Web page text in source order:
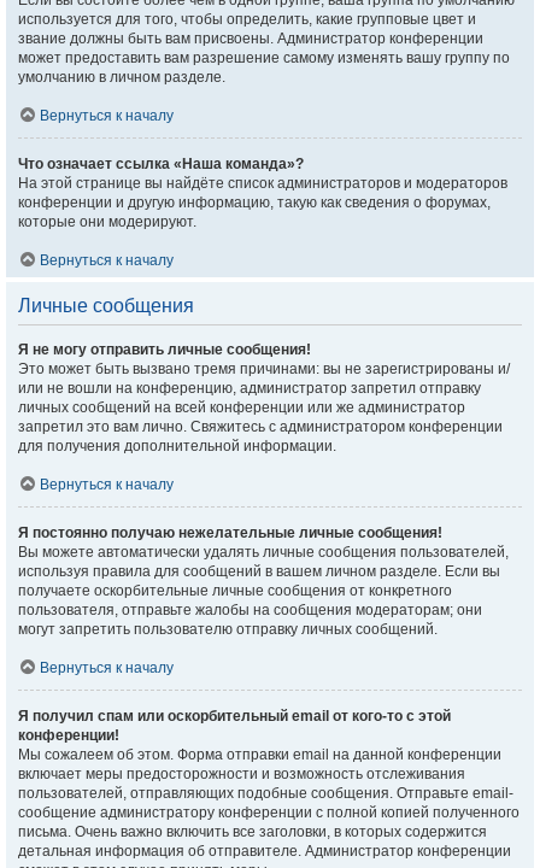
используется для того, чтобы определить, какие групповые цвет и
звание должны быть вам присвоены. Администратор конференции
может предоставить вам разрешение самому изменять вашу группу по
умолчанию в личном разделе.
Вернуться к началу
Что означает ссылка «Наша команда»?
На этой странице вы найдёте список администраторов и модераторов
конференции и другую информацию, такую как сведения о форумах,
которые они модерируют.
Вернуться к началу
Личные сообщения
Я не могу отправить личные сообщения!
Это может быть вызвано тремя причинами: вы не зарегистрированы и/
или не вошли на конференцию, администратор запретил отправку
личных сообщений на всей конференции или же администратор
запретил это вам лично. Свяжитесь с администратором конференции
для получения дополнительной информации.
Вернуться к началу
Я постоянно получаю нежелательные личные сообщения!
Вы можете автоматически удалять личные сообщения пользователей,
используя правила для сообщений в вашем личном разделе. Если вы
получаете оскорбительные личные сообщения от конкретного
пользователя, отправьте жалобы на сообщения модераторам; они
могут запретить пользователю отправку личных сообщений.
Вернуться к началу
Я получил спам или оскорбительный email от кого-то с этой
конференции!
Мы сожалеем об этом. Форма отправки email на данной конференции
включает меры предосторожности и возможность отслеживания
пользователей, отправляющих подобные сообщения. Отправьте email-
сообщение администратору конференции с полной копией полученного
письма. Очень важно включить все заголовки, в которых содержится
детальная информация об отправителе. Администратор конференции